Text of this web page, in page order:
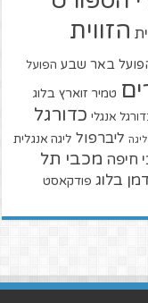
הזווית
באר שבע הפועל
טמיר זוארץ בלוג
אנגלי כדורגל
ליברפול ליגה אנגלית
חיפה מכבי תל
בלוג פודקאסט